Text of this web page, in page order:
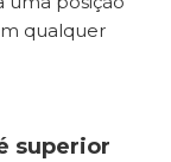
qualquer
superior